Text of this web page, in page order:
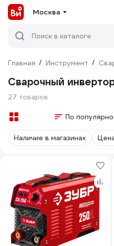
Москва
Поиск в каталоге
Главная / Инструмент /
Сварочный
27 товаров
По
Наличие в магазинах